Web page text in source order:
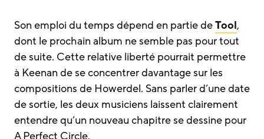
Son emploi du temps dépend en partie deTool,
dont le prochain album ne semble pas pour tout
de suite. Cette relative liberté pourrait permettre
à Keenan de se concentrer davantage sur les
compositions de Howerdel. Sans parler d’une date
de sortie, les deux musiciens laissent clairement
entendre qu’un nouveau chapitre se dessine pour
A Perfect Circle.